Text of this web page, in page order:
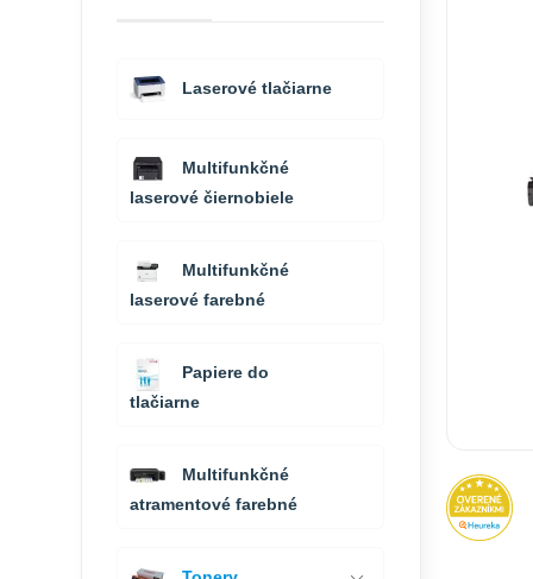
Laserové tlačiarne
Multifunkčné
laserové čiernobiele
Multifunkčné
laserové farebné
Papiere do
tlačiarne
Multifunkčné
atramentové farebné